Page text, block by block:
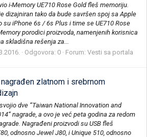
i-Memory UE710 Rose Gold fleš memoriju.
dizajniran tako da bude savršen spoj sa Apple
su iPhone 6s / 6s Plus i time se UE710 Rose
porodici proizvoda, namenjenih korisnica
skladišna rešenja za...
Odgovora: 0 Forum: Vesti sa portala
zlatnom i srebrnom
dve “Taiwan National Innovation and
nagrade, a ovo je već peta godina za redom
Nagrađeni proizvodi su USB fleš
odnosno Jewel J80, i Unique 510, odnosno